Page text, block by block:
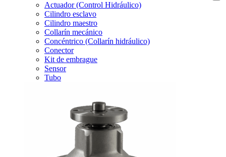
Actuador (Control Hidráulico)
Cilindro esclavo
Cilindro maestro
Collarín mecánico
Concéntrico (Collarín hidráulico)
Conector
Kit de embrague
Sensor
Tubo